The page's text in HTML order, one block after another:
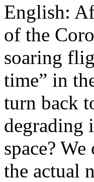
English:
of the
soaring
time” in
turn back
degrading
space?
the actual